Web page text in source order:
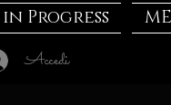
Progress
Accedi